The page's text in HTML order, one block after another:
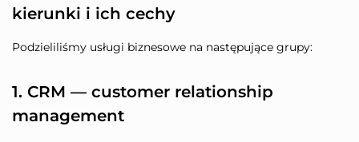
kierunki i ich cechy
Podzieliliśmy usługi biznesowe na następujące grupy:
1. CRM — customer relationship
management